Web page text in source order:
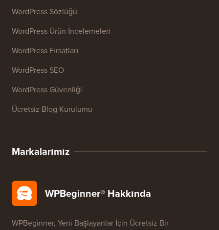
WordPress Sözlüğü
WordPress Ürün İncelemeleri
WordPress Fırsatları
WordPress SEO
WordPress Güvenliği
Ücretsiz Blog Kurulumu
Markalarımız
WPBeginner® Hakkında
WPBeginner, Yeni Başlayanlar İçin Ücretsiz Bir